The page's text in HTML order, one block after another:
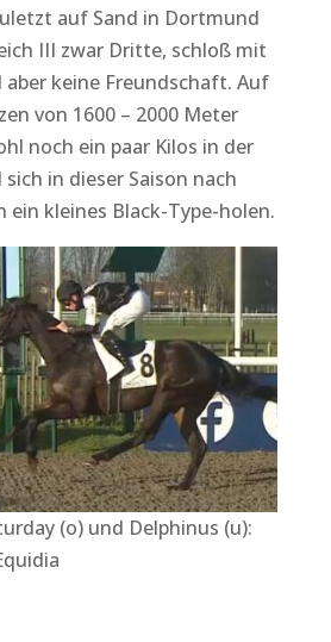
auf Sand in Dortmund
III zwar Dritte, schloß mit
keine Freundschaft. Auf
von 1600 – 2000 Meter
noch ein paar Kilos in der
in dieser Saison nach
ein kleines Black-Type-holen.
(o) und Delphinus (u):